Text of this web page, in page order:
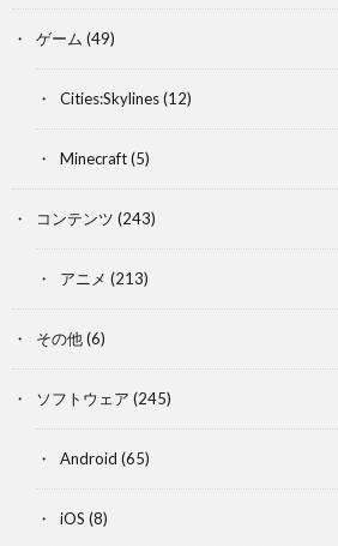
ゲーム (49)
Cities:Skylines(12)
Minecraft(5)
コンテンツ (243)
アニメ (213)
その他(6)
ソフトウェア (245)
Android (65)
iOS (8)